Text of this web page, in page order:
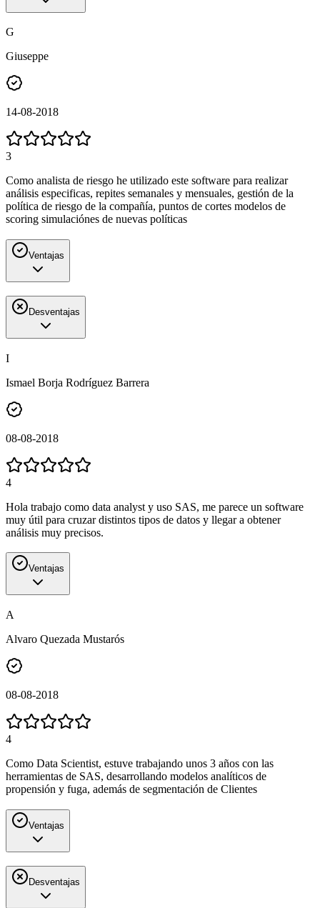
G
Giuseppe
14-08-2018
3
Como analista de riesgo he utilizado este software para realizar
análisis especificas, repites semanales y mensuales, gestión de la
política de riesgo de la compañía, puntos de cortes modelos de
scoring simulaciónes de nuevas políticas
Ventajas
Desventajas
I
Ismael Borja Rodríguez Barrera
08-08-2018
4
Hola trabajo como data analyst y uso SAS, me parece un software
muy útil para cruzar distintos tipos de datos y llegar a obtener
análisis muy precisos.
Ventajas
A
Alvaro Quezada Mustarós
08-08-2018
4
Como Data Scientist, estuve trabajando unos 3 años con las
herramientas de SAS, desarrollando modelos analíticos de
propensión y fuga, además de segmentación de Clientes
Ventajas
Desventajas